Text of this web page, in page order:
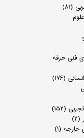
(۸۱)
فنی حرفه
(۱۷۶)
(۱۵۲)
(۲)
خارجه (۱)